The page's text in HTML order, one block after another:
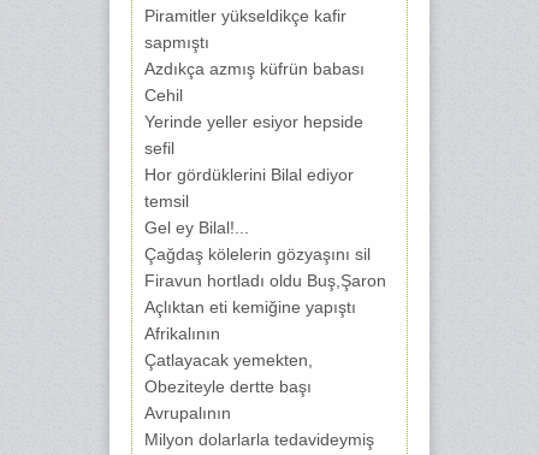
Piramitler yükseldikçe kafir
sapmıştı
Azdıkça azmış küfrün babası
Cehil
Yerinde yeller esiyor hepside
sefil
Hor gördüklerini Bilal ediyor
temsil
Gel ey Bilal!...
Çağdaş kölelerin gözyaşını sil
Firavun hortladı oldu Buş,Şaron
Açlıktan eti kemiğine yapıştı
Afrikalının
Çatlayacak yemekten,
Obeziteyle dertte başı
Avrupalının
Milyon dolarlarla tedavideymiş